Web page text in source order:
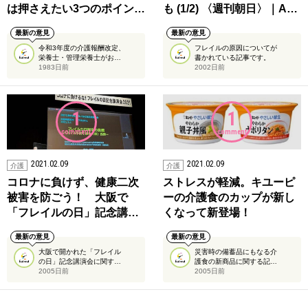
は押さえたい3つのポイン…
最新の意見
令和3年度の介護報酬改定、
栄養士・管理栄養士がお…
1983日前
も (1/2) 〈週刊朝日〉｜A…
最新の意見
フレイルの原因についてが
書かれている記事です。
2002日前
1
comment
介護 2021.02.09
コロナに負けず、健康二次
被害を防ごう！ 大阪で
「フレイルの日」記念講…
最新の意見
大阪で開かれた「フレイル
の日」記念講演会に関す…
2005日前
1
comment
介護 2021.02.09
ストレスが軽減。キユーピ
ーの介護食のカップが新し
くなって新登場！
最新の意見
災害時の備蓄品にもなる介
護食の新商品に関する記…
2005日前